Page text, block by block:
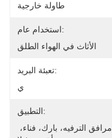
طاولة خارجية
استخدام عام:
الأثاث في الهواء الطلق
تعبئة البريد:
ي
التطبيق: